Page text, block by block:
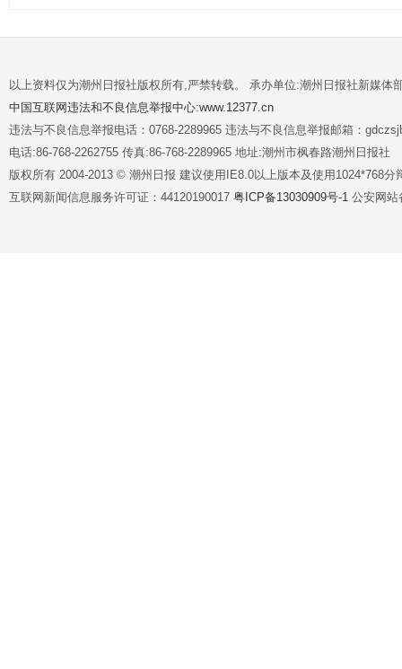
以上资料仅为潮州日报社版权所有,严禁转载。 承办单位:潮州日报社新媒体
中国互联网违法和不良信息举报中心:www.12377.cn
违法与不良信息举报电话：0768-2289965 违法与不良信息举报邮箱：
电话:86-768-2262755 传真:86-768-2289965 地址:潮州市枫春路潮州日报社
版权所有 2004-2013 © 潮州日报 建议使用IE8.0以上版本及使用1024*768分
互联网新闻信息服务许可证：44120190017 粤ICP备13030909号-1 公安网站